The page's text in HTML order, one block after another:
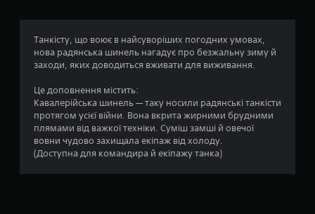
:
4
з
’
Танкісту, що воює в найсуворіших погодних умовах,
нова радянська шинель нагадує про безжальну зиму й
заходи, яких доводиться вживати для виживання.
Це доповнення містить:
Кавалерійська шинель — таку носили радянські танкісти
протягом усієї війни. Вона вкрита жирними брудними
плямами від важкої техніки. Суміш замші й овечої
вовни чудово захищала екіпаж від холоду.
(Доступна для командира й екіпажу танка)